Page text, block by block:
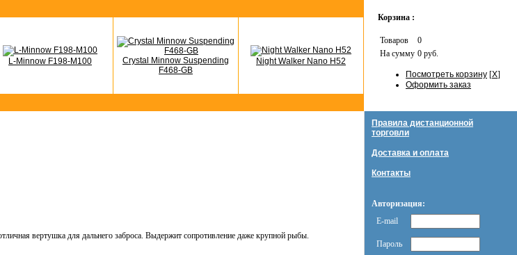
L-Minnow F198-M100
Crystal Minnow Suspending
F468-GB
Night Walker Nano H52
Корзина :
Товаров
0
На сумму 0 руб.
Посмотреть корзину [X]
Оформить заказ
вертушка для дальнего заброса. Выдержит сопротивление даже крупной рыбы.
Правила дистанционной
торговли
Доставка и оплата
Контакты
Авторизация:
E-mail
Пароль